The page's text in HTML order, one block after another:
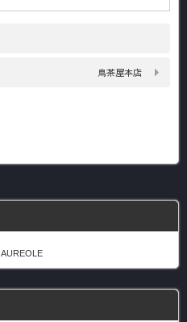
鳥茶屋本店
AUREOLE